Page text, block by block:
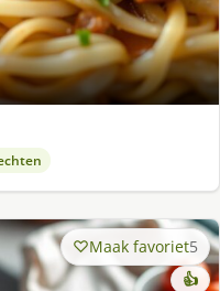
Maak favoriet5
👍